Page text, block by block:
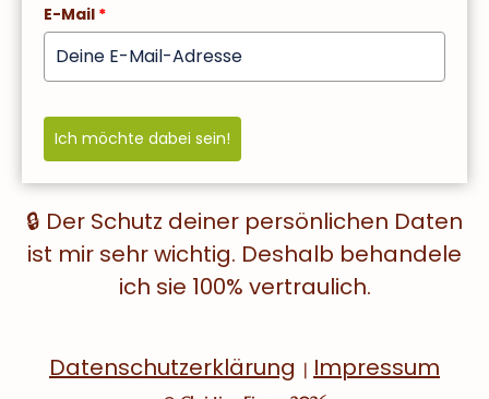
E-Mail *
Ich möchte dabei sein!
🔒 Der Schutz deiner persönlichen Daten
ist mir sehr wichtig. Deshalb behandele
ich sie 100% vertraulich.
Datenschutzerklärung | Impressum